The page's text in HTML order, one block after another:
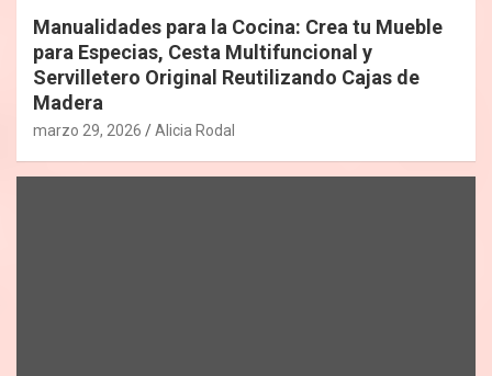
Manualidades para la Cocina: Crea tu Mueble
para Especias, Cesta Multifuncional y
Servilletero Original Reutilizando Cajas de
Madera
marzo 29, 2026 Alicia Rodal